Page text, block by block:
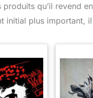
qu’il revend
initial plus important,